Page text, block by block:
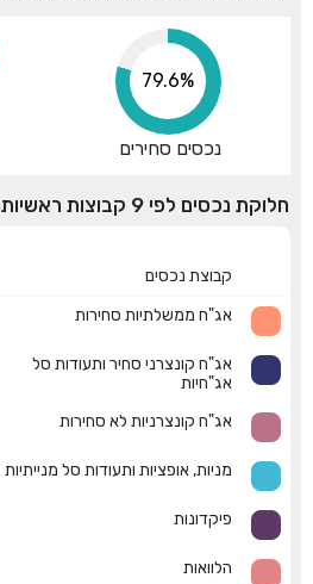
79.6%
נכסים סחירים
חלוקת נכסים לפי 9 קבוצות ראשיות
קבוצת נכסים
אג"ח ממשלתיות סחירות
אג"ח קונצרני סחיר ותעודות סל
אג"חיות
אג"ח קונצרניות לא סחירות
מניות, אופציות ותעודות סל מנייתיות
פיקדונות
הלוואות